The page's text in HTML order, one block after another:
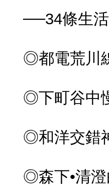
──34條生活
◎都電荒川
◎下町谷中
◎和洋交錯
◎森下•清澄